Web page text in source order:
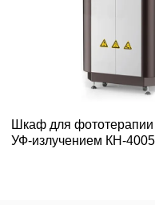
Шкаф для
УФ-излучением КН-4005